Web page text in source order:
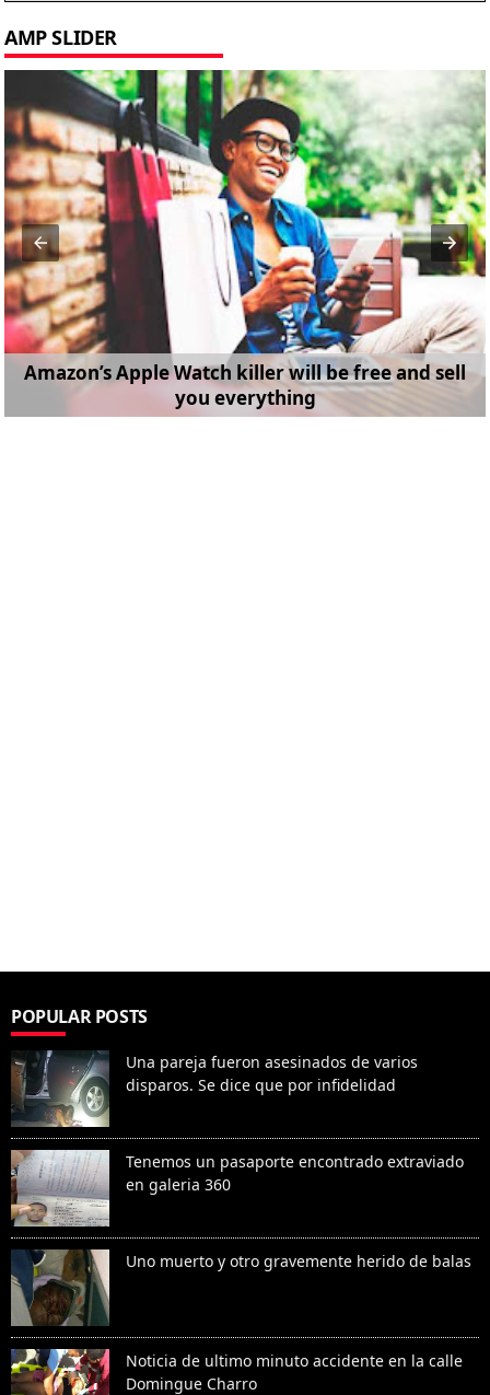
AMP SLIDER
Amazon’s Apple Watch killer will be free and sell
you everything
POPULAR POSTS
Una pareja fueron asesinados de varios
disparos. Se dice que por infidelidad
Tenemos un pasaporte encontrado extraviado
en galeria 360
Uno muerto y otro gravemente herido de balas
Noticia de ultimo minuto accidente en la calle
Domingue Charro